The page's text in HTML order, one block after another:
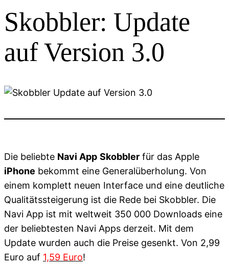
Skobbler: Update
auf Version 3.0
Die beliebte Navi App Skobbler für das Apple
iPhone bekommt eine Generalüberholung. Von
einem komplett neuen Interface und eine deutliche
Qualitätssteigerung ist die Rede bei Skobbler. Die
Navi App ist mit weltweit 350 000 Downloads eine
der beliebtesten Navi Apps derzeit. Mit dem
Update wurden auch die Preise gesenkt. Von 2,99
Euro auf 1,59 Euro!